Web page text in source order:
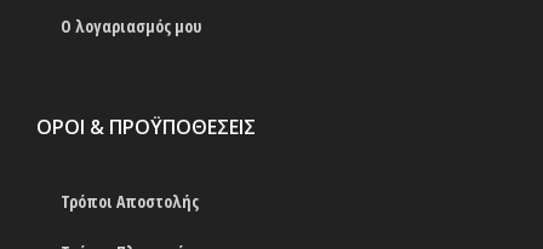
Ο λογαριασμός μου
ΟΡΟΙ & ΠΡΟΫΠΟΘΕΣΕΙΣ
Τρόποι Αποστολής